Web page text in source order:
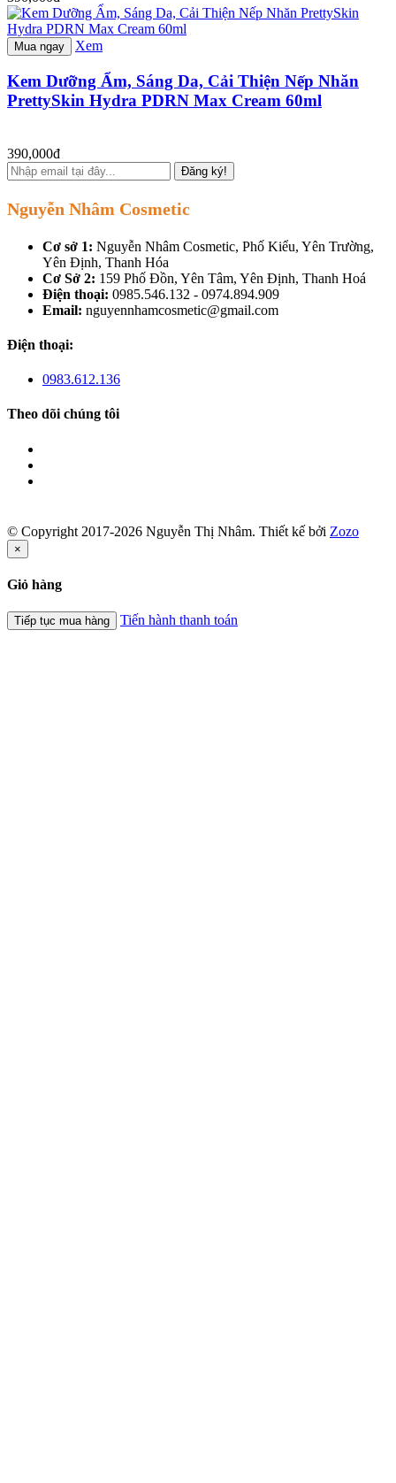
Mua ngay Xem
Kem Dưỡng Ẩm, Sáng Da, Cải Thiện Nếp Nhăn
PrettySkin Hydra PDRN Max Cream 60ml
390,000đ
Đăng ký!
Nguyễn Nhâm Cosmetic
Cơ sở 1: Nguyễn Nhâm Cosmetic, Phố Kiểu, Yên Trường,
Yên Định, Thanh Hóa
Cơ Sở 2: 159 Phố Đồn, Yên Tâm, Yên Định, Thanh Hoá
Điện thoại: 0985.546.132 - 0974.894.909
Email: nguyennhamcosmetic@gmail.com
Điện thoại:
0983.612.136
Theo dõi chúng tôi
© Copyright 2017-2026 Nguyễn Thị Nhâm. Thiết kế bởi Zozo
×
Giỏ hàng
Tiếp tục mua hàng Tiến hành thanh toán